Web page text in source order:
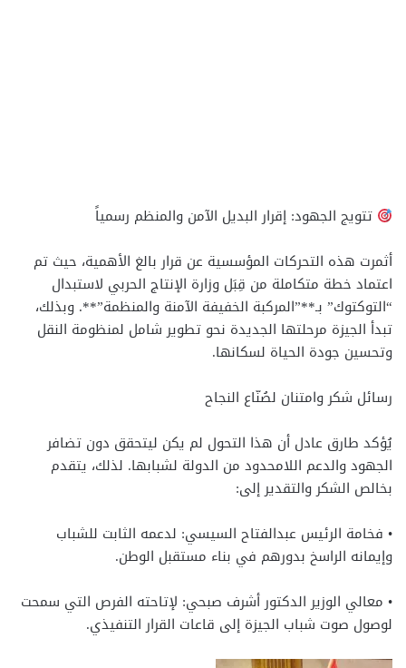
تتويج الجهود: إقرار البديل الآمن والمنظم رسمياً
أثمرت هذه التحركات المؤسسية عن قرار بالغ الأهمية، حيث تم
اعتماد خطة متكاملة من قِبَل وزارة الإنتاج الحربي لاستبدال
“التوكتوك” بـ**”المركبة الخفيفة الآمنة والمنظمة”**. وبذلك،
تبدأ الجيزة مرحلتها الجديدة نحو تطوير شامل لمنظومة النقل
وتحسين جودة الحياة لسكانها.
رسائل شكر وامتنان لصُنّاع النجاح
يُؤكد طارق عادل أن هذا التحول لم يكن ليتحقق دون تضافر
الجهود والدعم اللامحدود من الدولة لشبابها. لذلك، يتقدم
بخالص الشكر والتقدير إلى:
• فخامة الرئيس عبدالفتاح السيسي: لدعمه الثابت للشباب
وإيمانه الراسخ بدورهم في بناء مستقبل الوطن.
• معالي الوزير الدكتور أشرف صبحي: لإتاحته الفرص التي سمحت
لوصول صوت شباب الجيزة إلى قاعات القرار التنفيذي.